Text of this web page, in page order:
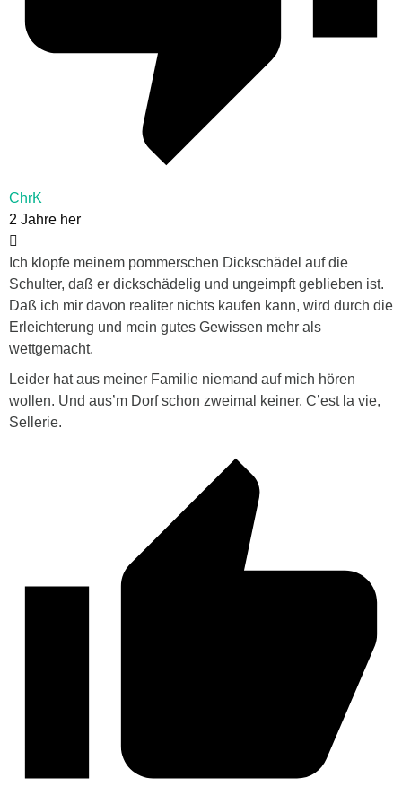
ChrK
2 Jahre her
Ich klopfe meinem pommerschen Dickschädel auf die
Schulter, daß er dickschädelig und ungeimpft geblieben ist.
Daß ich mir davon realiter nichts kaufen kann, wird durch die
Erleichterung und mein gutes Gewissen mehr als
wettgemacht.
Leider hat aus meiner Familie niemand auf mich hören
wollen. Und aus’m Dorf schon zweimal keiner. C’est la vie,
Sellerie.